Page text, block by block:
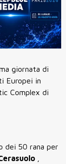
giornata di
Europei in
Complex di
dei 50 rana per